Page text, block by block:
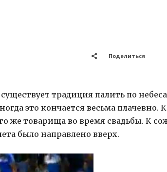
Поделиться
традиция палить по
это кончается весьма плачевно.
же товарища во время свадьбы. К
было направлено вверх.